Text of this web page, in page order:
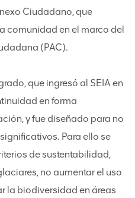
Ciudadano, que
comunidad en el marco del
(PAC).
que ingresó al SEIA en
en forma
y fue diseñado para no
Para ello se
de sustentabilidad,
no aumentar el uso
la biodiversidad en áreas